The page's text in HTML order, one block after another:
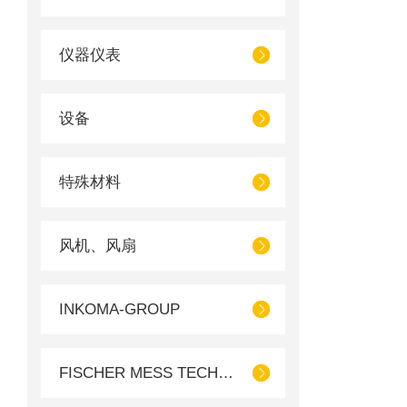
仪器仪表
设备
特殊材料
风机、风扇
INKOMA-GROUP
FISCHER MESS TECHNIK